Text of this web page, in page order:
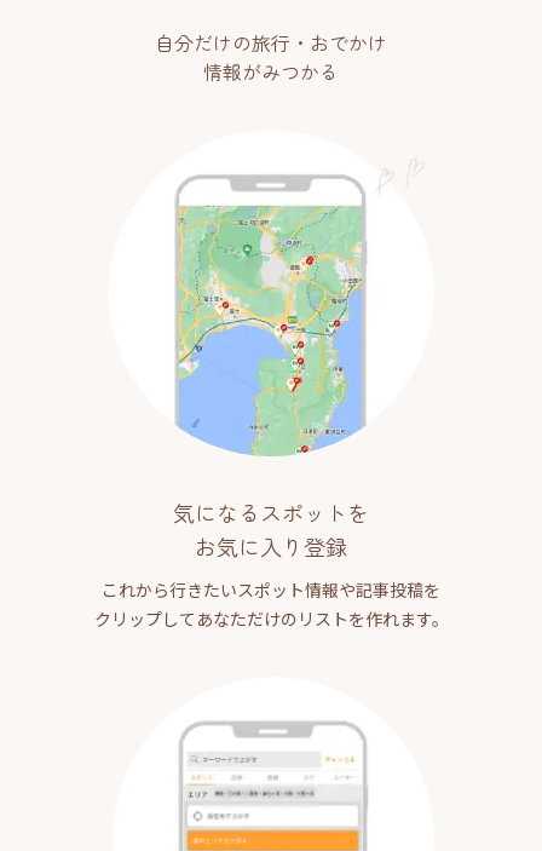
自分だけの旅行・おでかけ
情報がみつかる
気になるスポットを
お気に入り登録
これから行きたいスポット情報や記事投稿を
クリップしてあなただけのリストを作れます。